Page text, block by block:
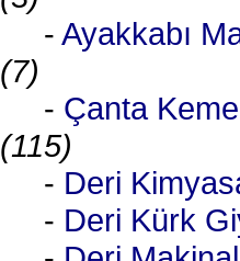
- Ayakkabı
(7)
- Çanta
(115)
- Deri
- Deri Kürk